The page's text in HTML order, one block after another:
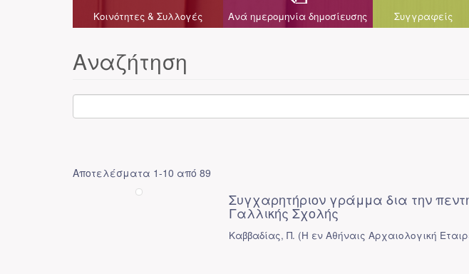
Κοινότητες & Συλλογές Ανά ημερομηνία δημοσίευσης Συγγραφείς
Αναζήτηση
Αποτελέσματα 1-10 από 89
Συγχαρητήριον γράμμα δια την
Γαλλικής Σχολής
Καββαδίας, Π. (Η εν Αθήναις Αρχαιολογική